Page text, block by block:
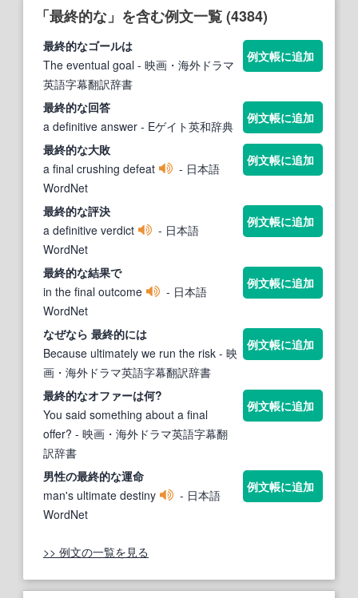
「最終的な」を含む例文一覧 (4384)
最終的なゴールは
The eventual goal - 映画・海外ドラマ
英語字幕翻訳辞書
例文帳に追加
最終的な回答
a definitive answer - Eゲイト英和辞典
例文帳に追加
最終的な大敗
a final crushing defeat
- 日本語
WordNet
例文帳に追加
最終的な評決
a definitive verdict
- 日本語
WordNet
例文帳に追加
最終的な結果で
in the final outcome
- 日本語
WordNet
例文帳に追加
なぜなら 最終的には
Because ultimately we run the risk - 映
画・海外ドラマ英語字幕翻訳辞書
例文帳に追加
最終的なオファーは何?
You said something about a final
offer? - 映画・海外ドラマ英語字幕翻
訳辞書
例文帳に追加
男性の最終的な運命
man's ultimate destiny
- 日本語
WordNet
例文帳に追加
>> 例文の一覧を見る